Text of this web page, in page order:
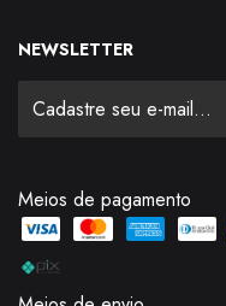
NEWSLETTER
Meios de pagamento